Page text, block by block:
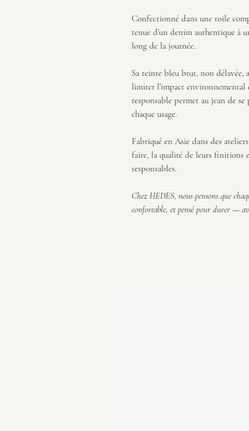
Confectionné dans une toile
tenue d’un denim authentique à
long de la journée.
Sa teinte bleu brut, non délavée,
limiter l’impact environnemental
responsable permet au jean de
chaque usage.
Fabriqué en Asie dans des
faire, la qualité de leurs finitions
responsables.
Chez HEDES, nous pensons que
confortable, et pensé pour durer —